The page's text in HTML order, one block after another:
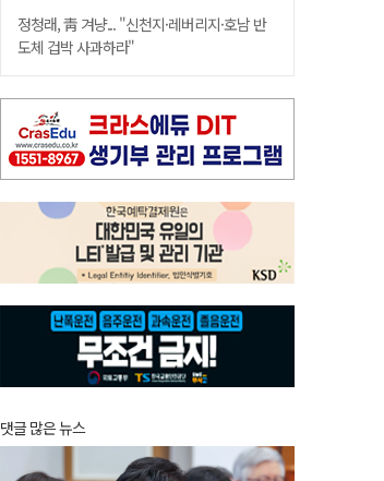
정청래, 靑 겨냥... "신천지·레버리지·호남 반
도체 겁박 사과하라"
댓글 많은 뉴스